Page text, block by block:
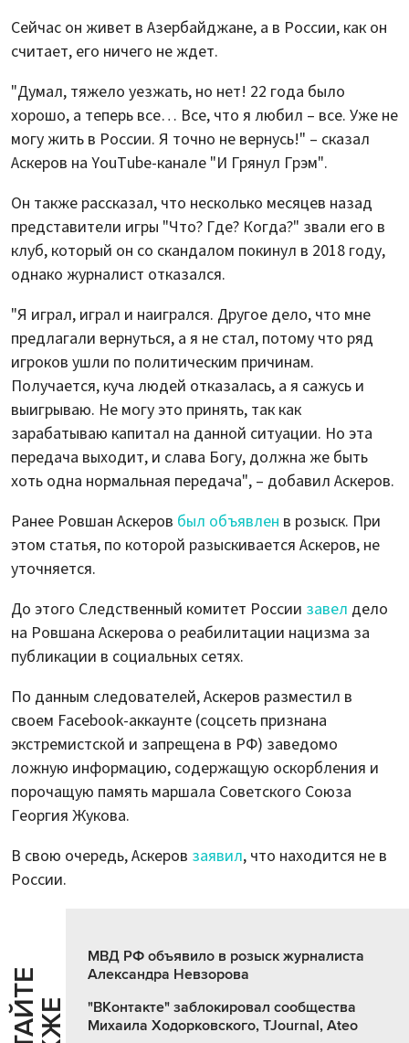
Сейчас он живет в Азербайджане, а в России, как он
считает, его ничего не ждет.
"Думал, тяжело уезжать, но нет! 22 года было
хорошо, а теперь все… Все, что я любил – все. Уже не
могу жить в России. Я точно не вернусь!" – сказал
Аскеров на YouTube-канале "И Грянул Грэм".
Он также рассказал, что несколько месяцев назад
представители игры "Что? Где? Когда?" звали его в
клуб, который он со скандалом покинул в 2018 году,
однако журналист отказался.
"Я играл, играл и наигрался. Другое дело, что мне
предлагали вернуться, а я не стал, потому что ряд
игроков ушли по политическим причинам.
Получается, куча людей отказалась, а я сажусь и
выигрываю. Не могу это принять, так как
зарабатываю капитал на данной ситуации. Но эта
передача выходит, и слава Богу, должна же быть
хоть одна нормальная передача", – добавил Аскеров.
Ранее Ровшан Аскеров был объявлен в розыск. При
этом статья, по которой разыскивается Аскеров, не
уточняется.
До этого Следственный комитет России завел дело
на Ровшана Аскерова о реабилитации нацизма за
публикации в социальных сетях.
По данным следователей, Аскеров разместил в
своем Facebook-аккаунте (соцсеть признана
экстремистской и запрещена в РФ) заведомо
ложную информацию, содержащую оскорбления и
порочащую память маршала Советского Союза
Георгия Жукова.
В свою очередь, Аскеров заявил, что находится не в
России.
МВД РФ объявило в розыск журналиста
Александра Невзорова
"ВКонтакте" заблокировал сообщества
Михаила Ходорковского, TJournal, Ateo